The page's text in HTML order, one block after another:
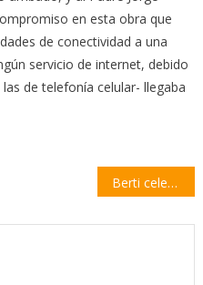
en esta obra que
de conectividad a una
servicio de internet, debido
de telefonía celular- llegaba
Berti celebró la realización de obras en el acceso a Villa Constitución por autopista